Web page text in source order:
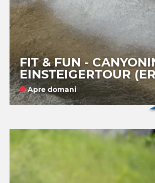
FIT & FUN -
EINSTEIGERTOUR
Apre domani